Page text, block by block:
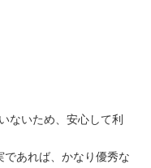
ないため、安心して利
あれば、かなり優秀な